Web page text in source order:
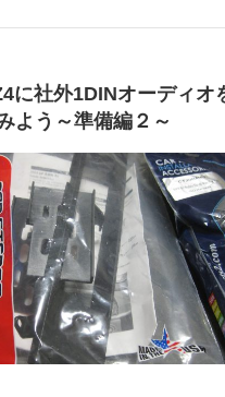
に社外1DINオーディオ
よう～準備編２～